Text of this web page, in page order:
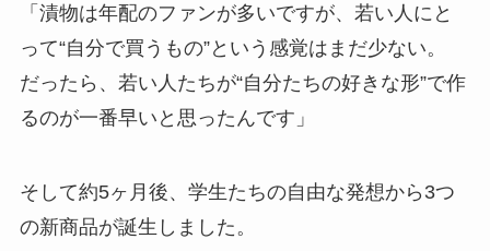
「漬物は年配のファンが多いですが、若い人にと
って“自分で買うもの”という感覚はまだ少ない。
だったら、若い人たちが“自分たちの好きな形”で作
るのが一番早いと思ったんです」
そして約5ヶ月後、学生たちの自由な発想から3つ
の新商品が誕生しました。